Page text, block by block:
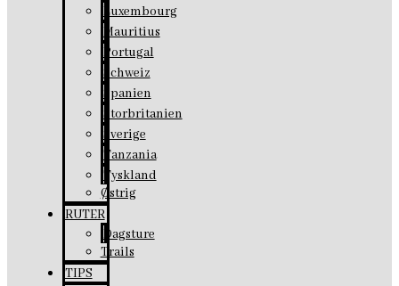
Luxembourg
Mauritius
Portugal
Schweiz
Spanien
Storbritanien
Sverige
Tanzania
Tyskland
Østrig
RUTER
Dagsture
Trails
TIPS